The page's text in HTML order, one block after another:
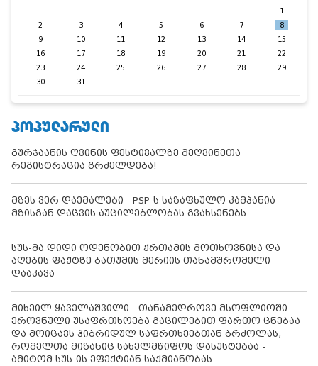
1
2
3 4 5 6 7
8
9
10 11 12 13 14
15
16
17 18 19 20 21
22
23
24 25 26 27 28
29
30
31
ᲞᲝᲞᲣᲚᲐᲠᲣᲚᲘ
გურჯაანის ღვინის ფესტივალზე მეღვინეთა
რეგისტრაცია გრძელდება!
მზეს ვერ დაემალები - PSP-ს საზაფხულო კამპანია
მზისგან დაცვის აუცილებლობას გვახსენებს
სუს-მა დიდი ოდენობით ქრთამის მოთხოვნისა და
აღების ფაქტზე ბათუმის მერიის თანამშრომელი
დააკავა
მიხეილ ყაველაშვილი - თანამედროვე მსოფლიოში
ეროვნული უსაფრთხოება გაცილებით ფართო ცნებაა
და მოიცავს ჰიბრიდულ საფრთხეებთან ბრძოლას,
რომელთა მიზანიც სახელმწიფოს დასუსტებაა -
ამიტომ სუს-ის ეფექტიან საქმიანობას